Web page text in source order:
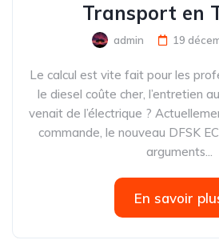
Transport en
admin 19
Le calcul est vite fait pour les
le diesel coûte cher, l’entretien
venait de l’électrique ?
commande, le nouveau DFSK
arguments...
En savoir